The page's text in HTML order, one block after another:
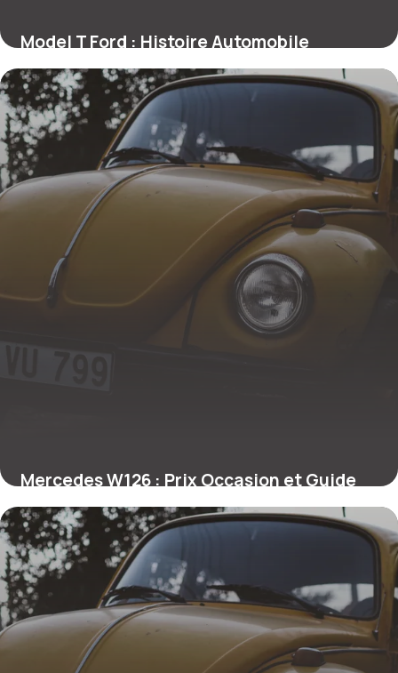
Model T Ford : Histoire Automobile
Vintage
30 juin 2026
Mercedes W126 : Prix Occasion et Guide
2026
29 juin 2026